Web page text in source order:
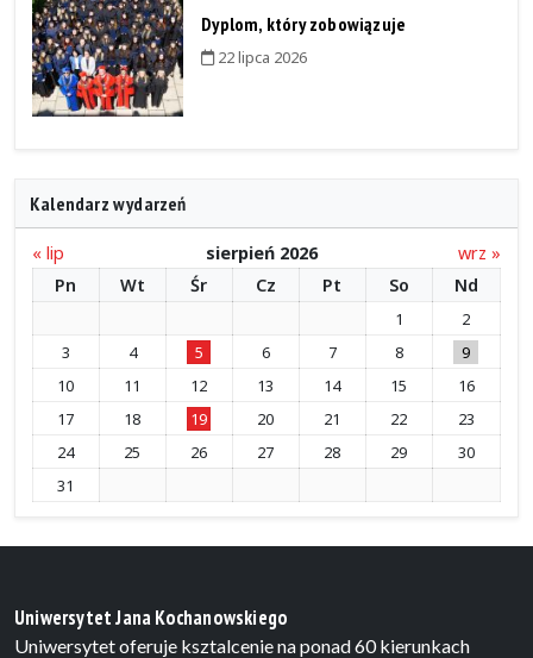
Dyplom, który zobowiązuje
22 lipca 2026
Kalendarz wydarzeń
« lip sierpień 2026
wrz »
Pn
Wt Śr Cz Pt So Nd
1
2
3
4 5 6 7 8
9
10
11 12 13 14 15
16
17
18 19 20 21 22
23
24
25 26 27 28 29
30
31
Uniwersytet Jana Kochanowskiego
Uniwersytet oferuje ksztalcenie na ponad 60 kierunkach